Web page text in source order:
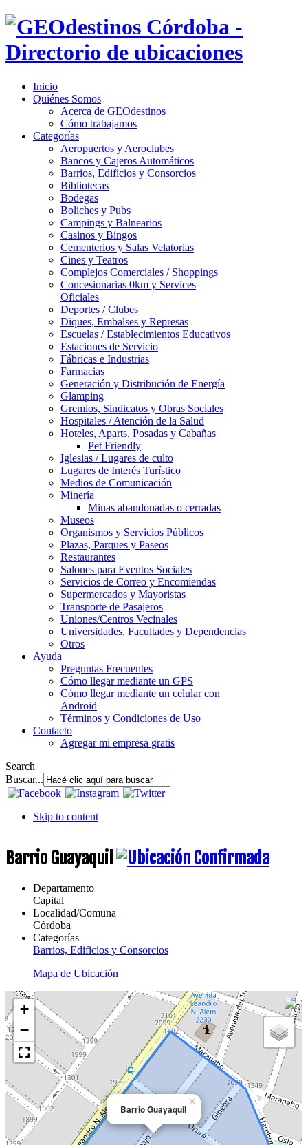
Inicio
Quiénes Somos
Acerca de GEOdestinos
Cómo trabajamos
Categorías
Aeropuertos y Aeroclubes
Bancos y Cajeros Automáticos
Barrios, Edificios y Consorcios
Bibliotecas
Bodegas
Boliches y Pubs
Campings y Balnearios
Casinos y Bingos
Cementerios y Salas Velatorias
Cines y Teatros
Complejos Comerciales / Shoppings
Concesionarias 0km y Services
Oficiales
Deportes / Clubes
Diques, Embalses y Represas
Escuelas / Establecimientos Educativos
Estaciones de Servicio
Fábricas e Industrias
Farmacias
Generación y Distribución de Energía
Glamping
Gremios, Sindicatos y Obras Sociales
Hospitales / Atención de la Salud
Hoteles, Aparts, Posadas y Cabañas
Pet Friendly
Iglesias / Lugares de culto
Lugares de Interés Turístico
Medios de Comunicación
Minería
Minas abandonadas o cerradas
Museos
Organismos y Servicios Públicos
Plazas, Parques y Paseos
Restaurantes
Salones para Eventos Sociales
Servicios de Correo y Encomiendas
Supermercados y Mayoristas
Transporte de Pasajeros
Uniones/Centros Vecinales
Universidades, Facultades y Dependencias
Otros
Ayuda
Preguntas Frecuentes
Cómo llegar mediante un GPS
Cómo llegar mediante un celular con
Android
Términos y Condiciones de Uso
Contacto
Agregar mi empresa gratis
Search
Buscar...
Skip to content
Barrio Guayaquil
Departamento
Capital
Localidad/Comuna
Córdoba
Categorías
Barrios, Edificios y Consorcios
Mapa de Ubicación
Barrio Guayaquil
×
+
−